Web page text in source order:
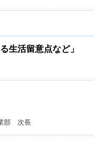
生活留意点など」
業部 次長